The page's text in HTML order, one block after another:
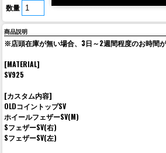
数量
商品説明
※店頭在庫が無い場合、3日～2週間程度のお時間
[MATERIAL]
SV925
[カスタム内容]
OLDコイントップSV
ホイールフェザーSV(M)
SフェザーSV(右)
SフェザーSV(左)